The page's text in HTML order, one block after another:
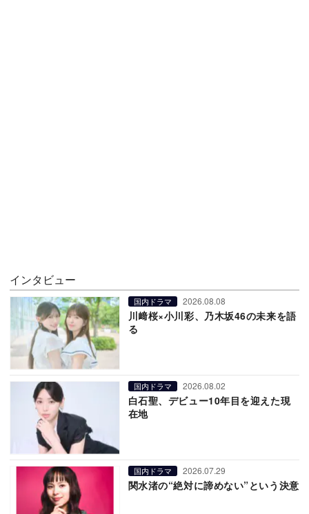
インタビュー
国内ドラマ 2026.08.08
川﨑桜×小川彩、乃木坂46の未来を語
る
国内ドラマ 2026.08.02
白石聖、デビュー10年目を迎えた現
在地
国内ドラマ 2026.07.29
関水渚の“絶対に諦めない”という決意